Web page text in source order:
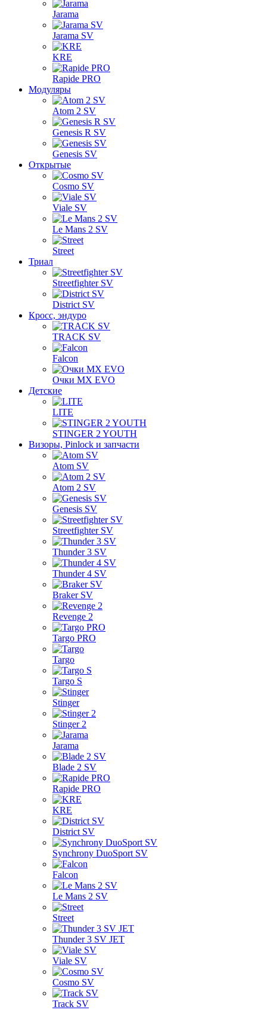
Jarama
Jarama SV
KRE
Rapide PRO
Модуляры
Atom 2 SV
Genesis R SV
Genesis SV
Открытые
Cosmo SV
Viale SV
Le Mans 2 SV
Street
Триал
Streetfighter SV
District SV
Кросс, эндуро
TRACK SV
Falcon
Очки MX EVO
Детские
LITE
STINGER 2 YOUTH
Визоры, Pinlock и запчасти
Atom SV
Atom 2 SV
Genesis SV
Streetfighter SV
Thunder 3 SV
Thunder 4 SV
Braker SV
Revenge 2
Targo PRO
Targo
Targo S
Stinger
Stinger 2
Jarama
Blade 2 SV
Rapide PRO
KRE
District SV
Synchrony DuoSport SV
Falcon
Le Mans 2 SV
Street
Thunder 3 SV JET
Viale SV
Cosmo SV
Track SV